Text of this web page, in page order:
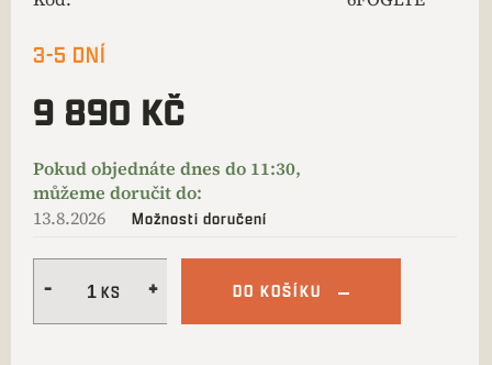
3-5 DNÍ
9 890 KČ
13.8.2026 Možnosti doručení
DO KOŠÍKU